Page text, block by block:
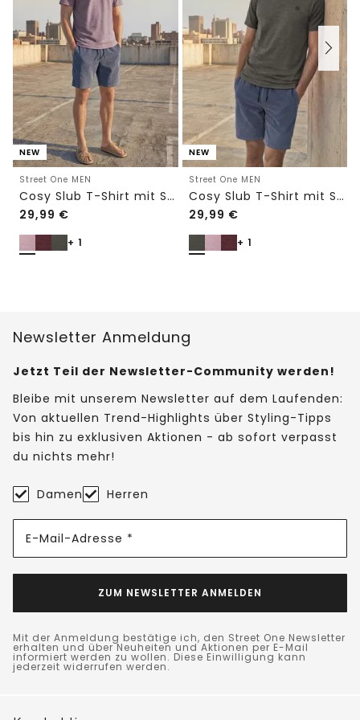
NEW
Street One MEN
Cosy Slub T-Shirt mit Struktur
29,99 €
+ 1
NEW
Street One MEN
Cosy Slub T-Shirt mit Struktur
29,99 €
+ 1
Newsletter Anmeldung
Jetzt Teil der Newsletter-Community werden!
Bleibe mit unserem Newsletter auf dem Laufenden:
Von aktuellen Trend-Highlights über Styling-Tipps
bis hin zu exklusiven Aktionen - ab sofort verpasst
du nichts mehr!
Damen Herren
E-Mail-Adresse *
ZUM NEWSLETTER ANMELDEN
Mit der Anmeldung bestätige ich, den Street One Newsletter
erhalten und über Neuheiten und Aktionen per E-Mail
informiert werden zu wollen. Diese Einwilligung kann
jederzeit widerrufen werden.